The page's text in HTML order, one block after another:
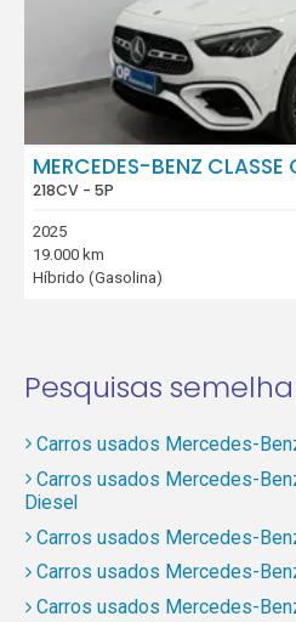
MERCEDES-BENZ CLASSE
218CV - 5P
2025
19.000 km
Híbrido (Gasolina)
Pesquisas
Carros usados Mercedes-
Carros usados Mercedes-
Diesel
Carros usados Mercedes-
Carros usados Mercedes-
Carros usados Mercedes-